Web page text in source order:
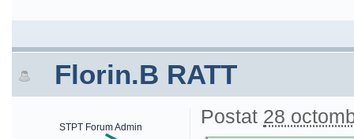
Florin.B RATT
STPT Forum Admin Postat 28